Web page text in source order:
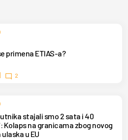
primena ETIAS-a?
2
stajali smo 2 sata i 40
Kolaps na granicama zbog novog
u EU